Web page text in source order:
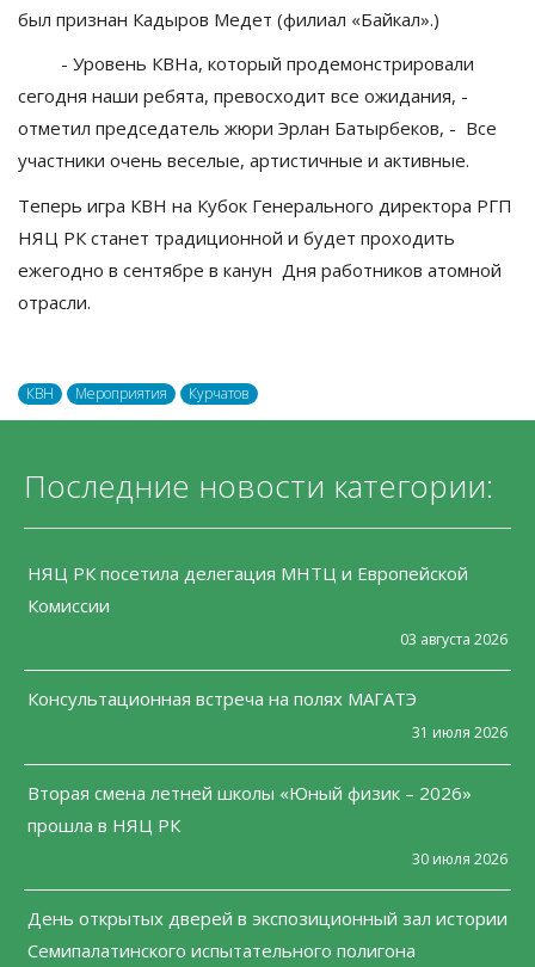
был признан Кадыров Медет (филиал «Байкал».)
- Уровень КВНа, который продемонстрировали
сегодня наши ребята, превосходит все ожидания, -
отметил председатель жюри Эрлан Батырбеков, - Все
участники очень веселые, артистичные и активные.
Теперь игра КВН на Кубок Генерального директора РГП
НЯЦ РК станет традиционной и будет проходить
ежегодно в сентябре в канун Дня работников атомной
отрасли.
КВН Мероприятия Курчатов
Последние новости категории:
НЯЦ РК посетила делегация МНТЦ и Европейской
Комиссии
03 августа 2026
Консультационная встреча на полях МАГАТЭ
31 июля 2026
Вторая смена летней школы «Юный физик – 2026»
прошла в НЯЦ РК
30 июля 2026
День открытых дверей в экспозиционный зал истории
Семипалатинского испытательного полигона